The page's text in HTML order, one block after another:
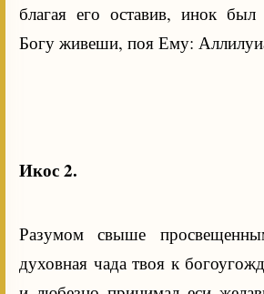
благая его оставив, инок
Богу живеши, поя Ему:
Икос 2.
Разумом свыше
духовная чада твоя к